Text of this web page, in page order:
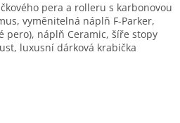
pera a rolleru s karbonovou
vyměnitelná náplň F-Parker,
pero), náplň Ceramic, šíře stopy
luxusní dárková krabička